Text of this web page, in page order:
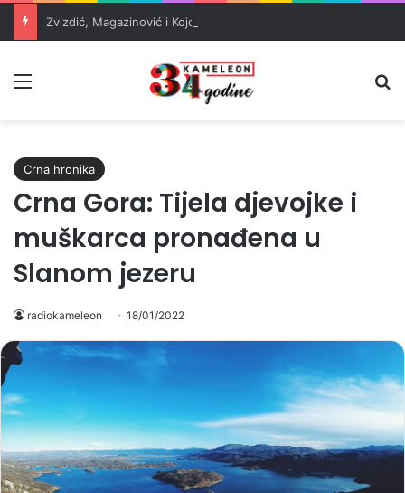
Crna hronika
Crna Gora: Tijela djevojke i
muškarca pronađena u
Slanom jezeru
radiokameleon 18/01/2022